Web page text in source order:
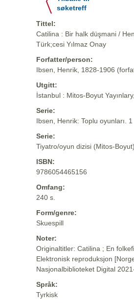
søketreff
Tittel:
Catilina : Bir halk düşmani /
Türk;cesi Yılmaz Onay
Forfatter/person:
Ibsen, Henrik, 1828-1906
Utgitt:
İstanbul : Mitos-Boyut
Serie:
Ibsen, Henrik: Toplu oyunları. 1
Serie:
Tiyatro/oyun dizisi (Mitos-
ISBN:
9786054465156
Omfang:
240 s.
Form/genre:
Skuespill
Noter:
Originaltitler: Catilina ; En
Elektronisk reproduksjon
Nasjonalbiblioteket Digital
Språk:
Tyrkisk